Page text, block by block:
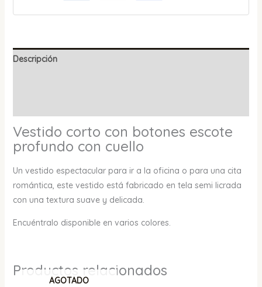
Descripción
Vestido corto con botones escote
profundo con cuello
Un vestido espectacular para ir a la oficina o para una cita
romántica, este vestido está fabricado en tela semi licrada
con una textura suave y delicada.
Encuéntralo disponible en varios colores.
Productos relacionados
AGOTADO